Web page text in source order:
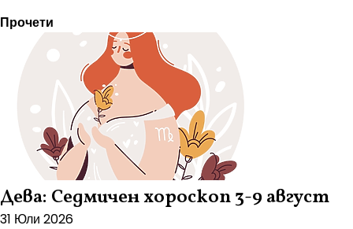
Прочети
Дева: Седмичен хороскоп 3-9 август
31 Юли 2026